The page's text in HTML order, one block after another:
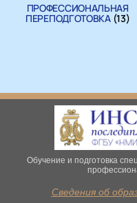
ПРОФЕССИОНАЛЬНАЯ
ПЕРЕПОДГОТОВКА (13)
Обучение и подготовка
Сведения об